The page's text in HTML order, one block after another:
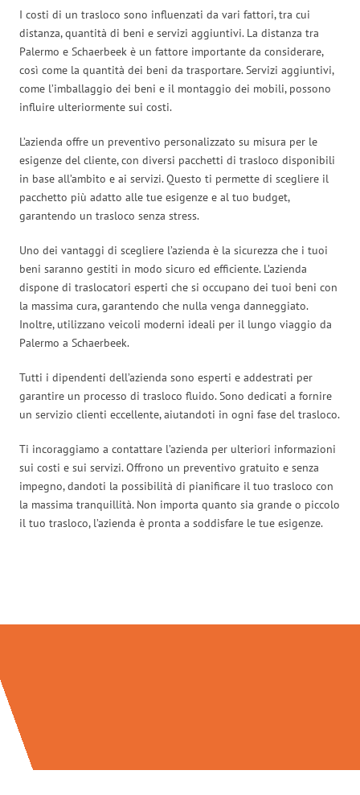
I costi di un trasloco sono influenzati da vari fattori, tra cui
distanza, quantità di beni e servizi aggiuntivi. La distanza tra
Palermo e Schaerbeek è un fattore importante da considerare,
così come la quantità dei beni da trasportare. Servizi aggiuntivi,
come l’imballaggio dei beni e il montaggio dei mobili, possono
influire ulteriormente sui costi.
L’azienda offre un preventivo personalizzato su misura per le
esigenze del cliente, con diversi pacchetti di trasloco disponibili
in base all’ambito e ai servizi. Questo ti permette di scegliere il
pacchetto più adatto alle tue esigenze e al tuo budget,
garantendo un trasloco senza stress.
Uno dei vantaggi di scegliere l’azienda è la sicurezza che i tuoi
beni saranno gestiti in modo sicuro ed efficiente. L’azienda
dispone di traslocatori esperti che si occupano dei tuoi beni con
la massima cura, garantendo che nulla venga danneggiato.
Inoltre, utilizzano veicoli moderni ideali per il lungo viaggio da
Palermo a Schaerbeek.
Tutti i dipendenti dell’azienda sono esperti e addestrati per
garantire un processo di trasloco fluido. Sono dedicati a fornire
un servizio clienti eccellente, aiutandoti in ogni fase del trasloco.
Ti incoraggiamo a contattare l’azienda per ulteriori informazioni
sui costi e sui servizi. Offrono un preventivo gratuito e senza
impegno, dandoti la possibilità di pianificare il tuo trasloco con
la massima tranquillità. Non importa quanto sia grande o piccolo
il tuo trasloco, l’azienda è pronta a soddisfare le tue esigenze.